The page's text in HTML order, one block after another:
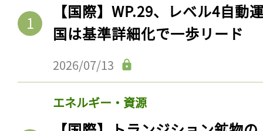
【国際】WP.29、レベル4自動
国は基準詳細化で一歩リード
2026/07/13
エネルギー・資源